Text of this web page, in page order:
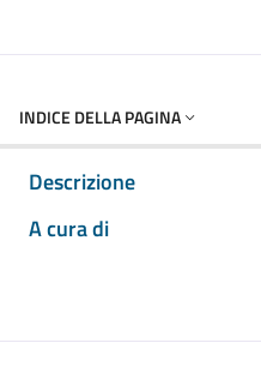
INDICE DELLA PAGINA
Descrizione
A cura di